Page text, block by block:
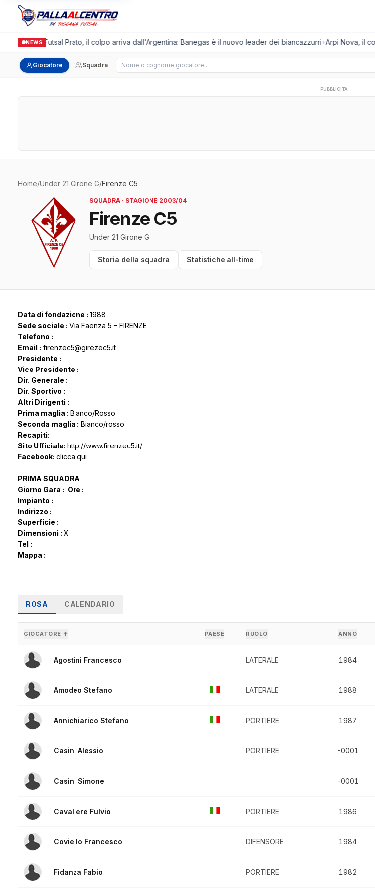
NEWS
Italgronda Futsal Prato, il colpo arriva dall'Argentina: Banegas è il nuovo leader dei biancazzurri•Arpi Nova, il
Giocatore Squadra Cerca giocatore
PUBBLICITÀ
Home/Under 21 Girone G/Firenze C5
SQUADRA · STAGIONE 2003/04
Firenze C5
Under 21 Girone G
Storia della squadra Statistiche all-time
Data di fondazione : 1988
Sede sociale : Via Faenza 5 – FIRENZE
Telefono :
Email : firenzec5@girezec5.it
Presidente :
Vice Presidente :
Dir. Generale :
Dir. Sportivo :
Altri Dirigenti :
Prima maglia : Bianco/Rosso
Seconda maglia : Bianco/rosso
Recapiti:
Sito Ufficiale: http://www.firenzec5.it/
Facebook: clicca qui
PRIMA SQUADRA
Giorno Gara : Ore :
Impianto :
Indirizzo :
Superficie :
Dimensioni : X
Tel :
Mappa :
ROSA CALENDARIO
GIOCATORE ↑ PAESE RUOLO ANNO
Agostini Francesco LATERALE 1984
Amodeo Stefano LATERALE 1988
Annichiarico Stefano PORTIERE 1987
Casini Alessio PORTIERE -0001
Casini Simone -0001
Cavaliere Fulvio PORTIERE 1986
Coviello Francesco DIFENSORE 1984
Fidanza Fabio PORTIERE 1982